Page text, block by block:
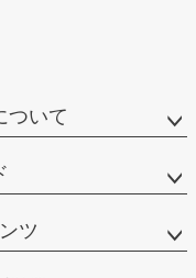
ついて
ツ